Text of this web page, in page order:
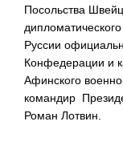
Посольства
Руссии
Конфедерации и
Афинского
командир
Роман Лотвин.